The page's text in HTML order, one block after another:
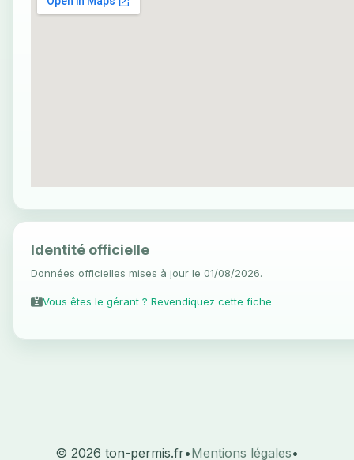
Identité officielle
Données officielles mises à jour le 01/08/2026.
Vous êtes le gérant ? Revendiquez cette fiche
© 2026 ton-permis.fr•Mentions légales•